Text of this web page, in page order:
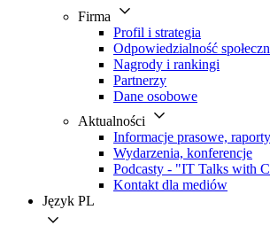
Firma
Profil i strategia
Odpowiedzialność
Nagrody i rankingi
Partnerzy
Dane osobowe
Aktualności
Informacje prasowe,
Wydarzenia, konferencje
Podcasty - "IT Talks with
Kontakt dla mediów
Język PL